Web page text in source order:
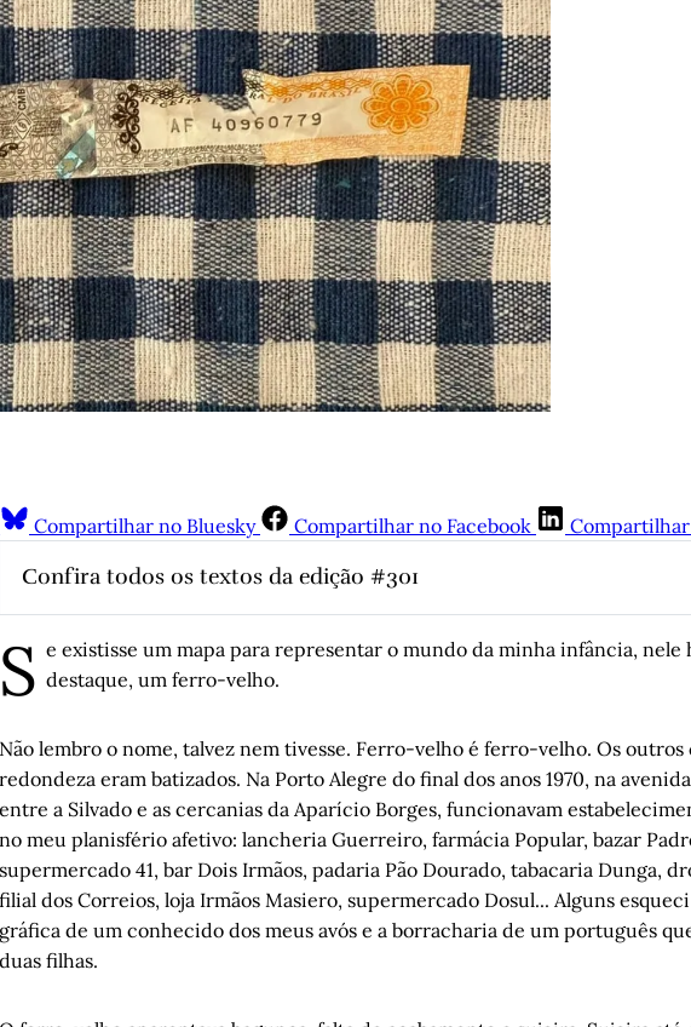
Compartilhar no Bluesky Compartilhar no Facebook
Confira todos os textos da edição #301
Diário da guerra do sono: Capítulo I – Caxambu, por Cristiano Fretta
A força de um enredo, por Luís Augusto Fischer
O garotão da esquina, por Luís Augusto Fischer
Sobre Lô, nós, a necrofilia da arte e “todo tempo passado foi melhor”,
Arthur de Faria
Candid Photography, por Humberto Cavalcanti
Nostalgia por um ferro-velho, por Vitor Necchi
Em defesa da soberania audiovisual brasileira , por Luiz Alberto Cassol
Os espaços de aprendizagem como lugares de construção do ser
Monteiro Lobato era racista?, por Juremir Machado da Silva
S e existisse um mapa para representar o mundo da minha infância, nele
destaque, um ferro-velho.
Não lembro o nome, talvez nem tivesse. Ferro-velho é ferro-velho. Os outros
redondeza eram batizados. Na Porto Alegre do final dos anos 1970, na
entre a Silvado e as cercanias da Aparício Borges, funcionavam
no meu planisfério afetivo: lancheria Guerreiro, farmácia Popular, bazar
supermercado 41, bar Dois Irmãos, padaria Pão Dourado, tabacaria Dunga,
filial dos Correios, loja Irmãos Masiero, supermercado Dosul... Alguns
gráfica de um conhecido dos meus avós e a borracharia de um português
duas filhas.